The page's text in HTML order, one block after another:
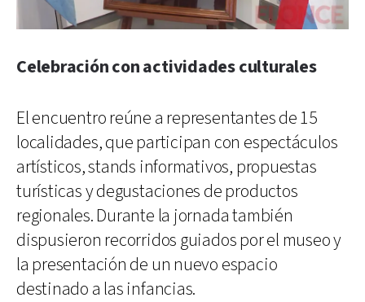
Celebración con actividades culturales
El encuentro reúne a representantes de 15
localidades, que participan con espectáculos
artísticos, stands informativos, propuestas
turísticas y degustaciones de productos
regionales. Durante la jornada también
dispusieron recorridos guiados por el museo y
la presentación de un nuevo espacio
destinado a las infancias.